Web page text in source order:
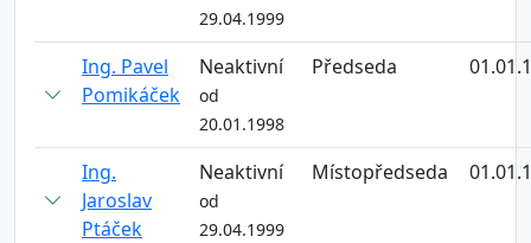
29.04.1999
Ing. Pavel
Pomikáček
Neaktivní
od
20.01.1998
Předseda
Ing.
Jaroslav
Ptáček
Neaktivní
od
29.04.1999
Místopředseda